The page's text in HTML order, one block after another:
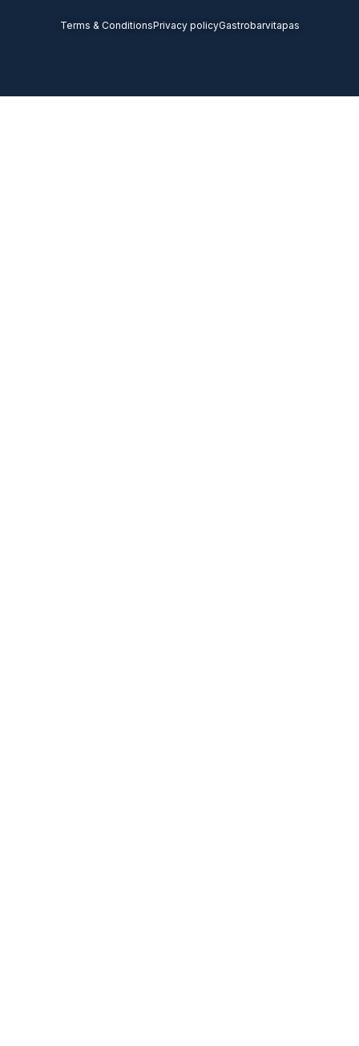
Terms & ConditionsPrivacy policyGastrobarvitapas